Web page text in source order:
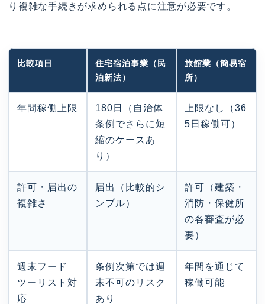
り複雑な手続きが求められる点に注意が必要です。
比較項目
住宅宿泊事業（民
泊新法）
旅館業（簡易宿
所）
年間稼働上限
180日（自治体
条例でさらに短
縮のケースあ
り）
上限なし（36
5日稼働可）
許可・届出の
複雑さ
届出（比較的シ
ンプル）
許可（建築・
消防・保健所
の各審査が必
要）
週末フード
ツーリスト対
応
条例次第では週
末不可のリスク
あり
年間を通じて
稼働可能